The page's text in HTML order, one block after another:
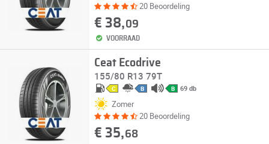
20 Beoordeling
€ 38,09
VOORRAAD
Ceat Ecodrive
155/80 R13 79T
C B B 69 db
Zomer
20 Beoordeling
€ 35,68